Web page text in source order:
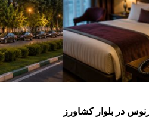
در بلوار کشاورز